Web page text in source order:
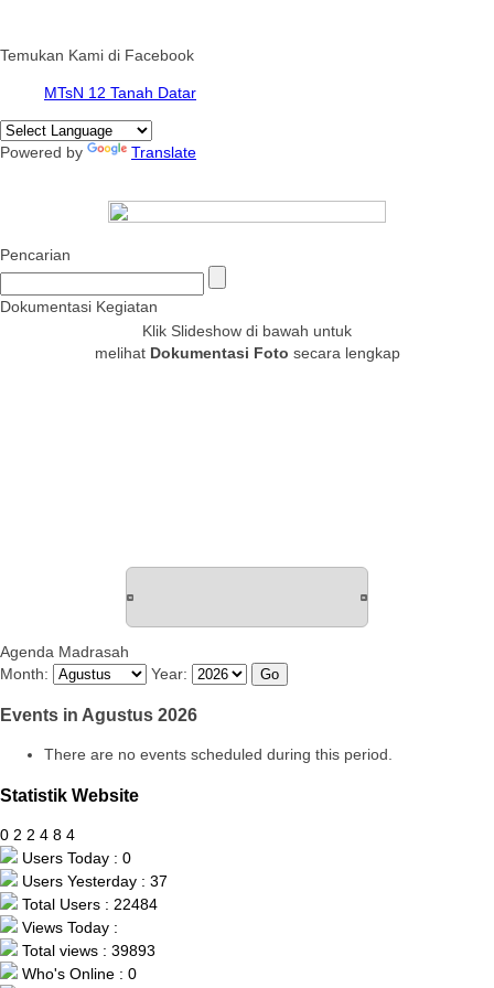
Temukan Kami di Facebook
MTsN 12 Tanah Datar
Powered by Translate
Pencarian
Dokumentasi Kegiatan
Klik Slideshow di bawah untuk
melihat Dokumentasi Foto secara lengkap
Agenda Madrasah
Month:
Year:
Events in Agustus 2026
There are no events scheduled during this period.
Statistik Website
0 2 2 4 8 4
Users Today : 0
Users Yesterday : 37
Total Users : 22484
Views Today :
Total views : 39893
Who's Online : 0